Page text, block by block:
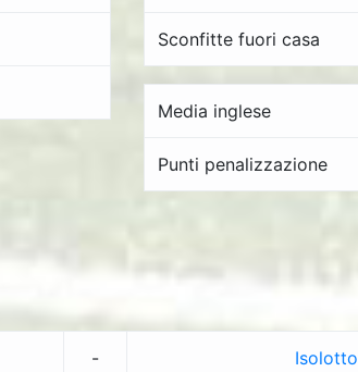
Sconfitte fuori casa
Media inglese
Punti penalizzazione
- Isolotto